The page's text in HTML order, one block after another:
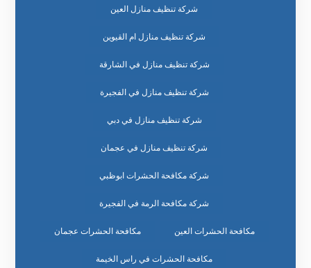
شركة تنظيف منازل العين
شركة تنظيف منازل ام القيوين
شركة تنظيف منازل في الشارقة
شركة تنظيف منازل في الفجيرة
شركة تنظيف منازل في دبي
شركة تنظيف منازل في عجمان
شركة مكافحة الحشرات ابوظبي
شركة مكافحة الرمة في الفجيرة
مكافحة الحشرات العين مكافحة الحشرات عجمان
مكافحة الحشرات في راس الخيمة